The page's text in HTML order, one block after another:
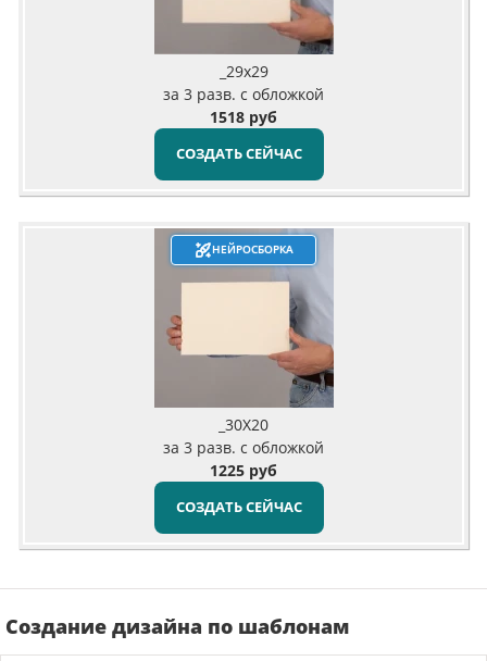
_29х29
за 3 разв. с обложкой
1518 руб
СОЗДАТЬ СЕЙЧАС
НЕЙРОСБОРКА
_30X20
за 3 разв. с обложкой
1225 руб
СОЗДАТЬ СЕЙЧАС
Создание дизайна по шаблонам